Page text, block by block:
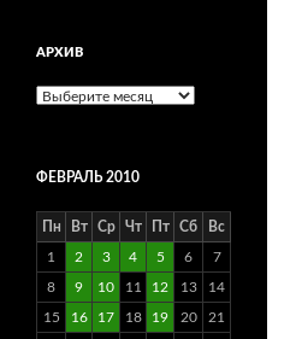
АРХИВ
Архив
ФЕВРАЛЬ 2010
Пн Вт Ср Чт Пт Сб Вс
1 2 3 4 5 6 7
8 9 10 11 12 13 14
15 16 17 18 19 20 21